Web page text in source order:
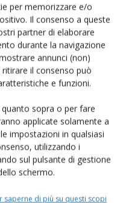
per memorizzare e/o
Il consenso a queste
partner di elaborare
durante la navigazione
annunci (non)
il consenso può
e funzioni.
sopra o per fare
applicate solamente a
impostazioni in qualsiasi
utilizzando i
sul pulsante di gestione
schermo.
saperne di più su questi scopi
sul mondo